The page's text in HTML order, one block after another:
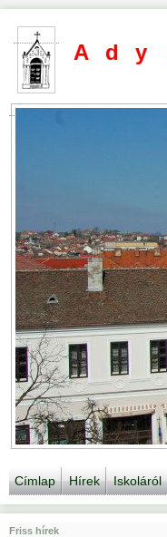
Ady
Címlap Hírek Iskoláról
Friss hírek